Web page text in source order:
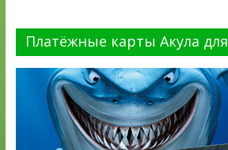
Платёжные карты Акула